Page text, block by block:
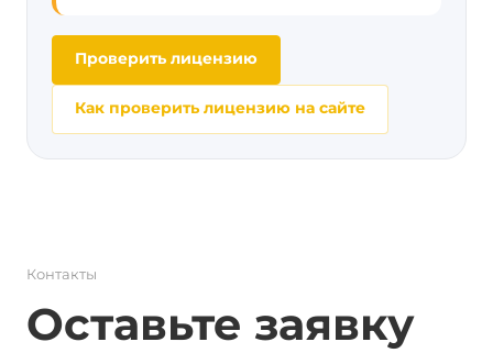
Проверить лицензию
Как проверить лицензию на сайте
Контакты
Оставьте заявку